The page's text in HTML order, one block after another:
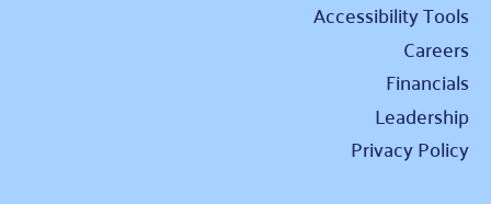
Accessibility Tools
Careers
Financials
Leadership
Privacy Policy